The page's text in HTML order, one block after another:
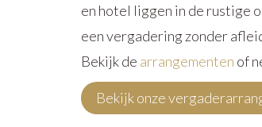
en hotel liggen in de rustige
een vergadering zonder
Bekijk de arrangementen of
Bekijk onze